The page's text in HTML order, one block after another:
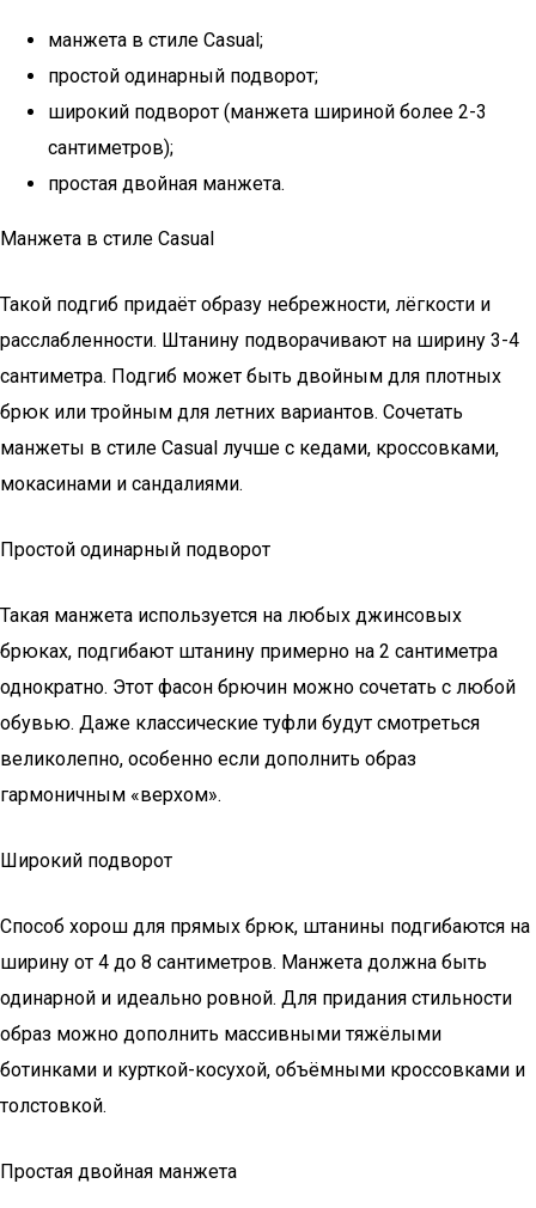
манжета в стиле Casual;
простой одинарный подворот;
широкий подворот (манжета шириной более 2-3
сантиметров);
простая двойная манжета.
Манжета в стиле Casual
Такой подгиб придаёт образу небрежности, лёгкости и
расслабленности. Штанину подворачивают на ширину 3-4
сантиметра. Подгиб может быть двойным для плотных
брюк или тройным для летних вариантов. Сочетать
манжеты в стиле Casual лучше с кедами, кроссовками,
мокасинами и сандалиями.
Простой одинарный подворот
Такая манжета используется на любых джинсовых
брюках, подгибают штанину примерно на 2 сантиметра
однократно. Этот фасон брючин можно сочетать с любой
обувью. Даже классические туфли будут смотреться
великолепно, особенно если дополнить образ
гармоничным «верхом».
Широкий подворот
Способ хорош для прямых брюк, штанины подгибаются на
ширину от 4 до 8 сантиметров. Манжета должна быть
одинарной и идеально ровной. Для придания стильности
образ можно дополнить массивными тяжёлыми
ботинками и курткой-косухой, объёмными кроссовками и
толстовкой.
Простая двойная манжета